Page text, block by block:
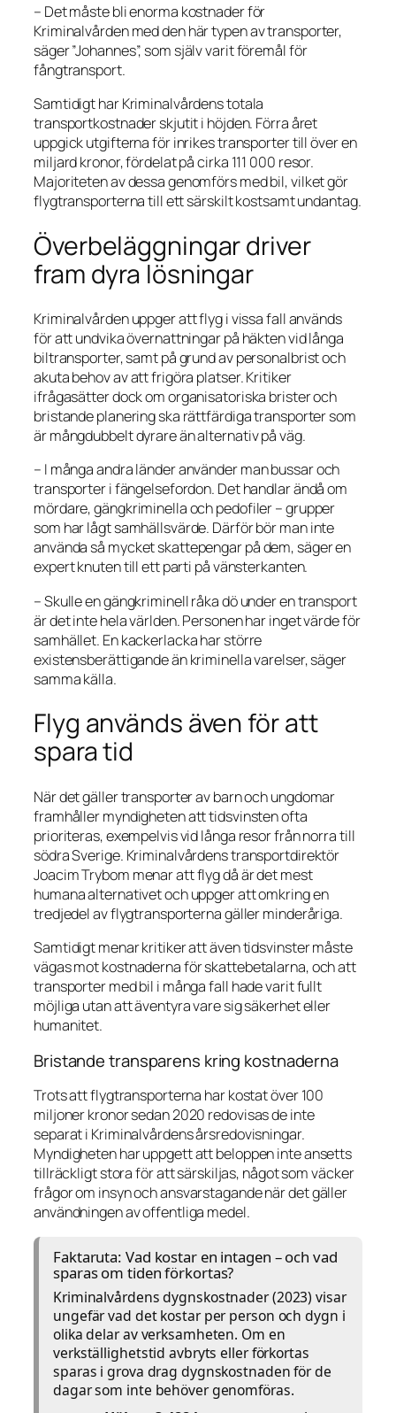
– Det måste bli enorma kostnader för
Kriminalvården med den här typen av transporter,
säger ”Johannes”, som själv varit föremål för
fångtransport.
Samtidigt har Kriminalvårdens totala
transportkostnader skjutit i höjden. Förra året
uppgick utgifterna för inrikes transporter till över en
miljard kronor, fördelat på cirka 111 000 resor.
Majoriteten av dessa genomförs med bil, vilket gör
flygtransporterna till ett särskilt kostsamt undantag.
Överbeläggningar driver
fram dyra lösningar
Kriminalvården uppger att flyg i vissa fall används
för att undvika övernattningar på häkten vid långa
biltransporter, samt på grund av personalbrist och
akuta behov av att frigöra platser. Kritiker
ifrågasätter dock om organisatoriska brister och
bristande planering ska rättfärdiga transporter som
är mångdubbelt dyrare än alternativ på väg.
– I många andra länder använder man bussar och
transporter i fängelsefordon. Det handlar ändå om
mördare, gängkriminella och pedofiler – grupper
som har lågt samhällsvärde. Därför bör man inte
använda så mycket skattepengar på dem, säger en
expert knuten till ett parti på vänsterkanten.
– Skulle en gängkriminell råka dö under en transport
är det inte hela världen. Personen har inget värde för
samhället. En kackerlacka har större
existensberättigande än kriminella varelser, säger
samma källa.
Flyg används även för att
spara tid
När det gäller transporter av barn och ungdomar
framhåller myndigheten att tidsvinsten ofta
prioriteras, exempelvis vid långa resor från norra till
södra Sverige. Kriminalvårdens transportdirektör
Joacim Trybom menar att flyg då är det mest
humana alternativet och uppger att omkring en
tredjedel av flygtransporterna gäller minderåriga.
Samtidigt menar kritiker att även tidsvinster måste
vägas mot kostnaderna för skattebetalarna, och att
transporter med bil i många fall hade varit fullt
möjliga utan att äventyra vare sig säkerhet eller
humanitet.
Bristande transparens kring kostnaderna
Trots att flygtransporterna har kostat över 100
miljoner kronor sedan 2020 redovisas de inte
separat i Kriminalvårdens årsredovisningar.
Myndigheten har uppgett att beloppen inte ansetts
tillräckligt stora för att särskiljas, något som väcker
frågor om insyn och ansvarstagande när det gäller
användningen av offentliga medel.
Faktaruta: Vad kostar en intagen – och vad
sparas om tiden förkortas?
Kriminalvårdens dygnskostnader (2023) visar
ungefär vad det kostar per person och dygn i
olika delar av verksamheten. Om en
verkställighetstid avbryts eller förkortas
sparas i grova drag dygnskostnaden för de
dagar som inte behöver genomföras.